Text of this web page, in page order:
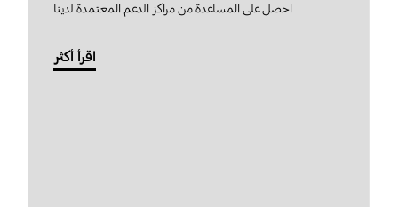
احصل على المساعدة من مراكز الدعم المعتمدة لدينا
اقرأ أكثر